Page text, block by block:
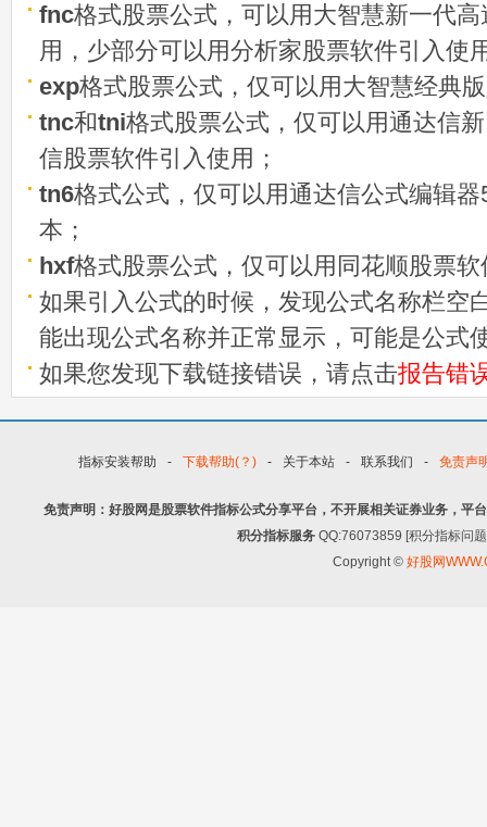
fnc格式股票公式，可以用大智慧新一代
用，少部分可以用分析家股票软件引入使
exp格式股票公式，仅可以用大智慧经典
tnc和tni格式股票公式，仅可以用通达信
信股票软件引入使用；
tn6格式公式，仅可以用通达信公式编辑
本；
hxf格式股票公式，仅可以用同花顺股票
如果引入公式的时候，发现公式名称栏空
能出现公式名称并正常显示，可能是公式
如果您发现下载链接错误，请点击报告错
指标安装帮助 - 下载帮助(？) - 关于本站 - 联系我们 - 免责声
免责声明：好股网是股票软件指标公式分享平台，不开展相关证券业务，平
积分指标服务 QQ:76073859 [积分指标问
Copyright © 好股网